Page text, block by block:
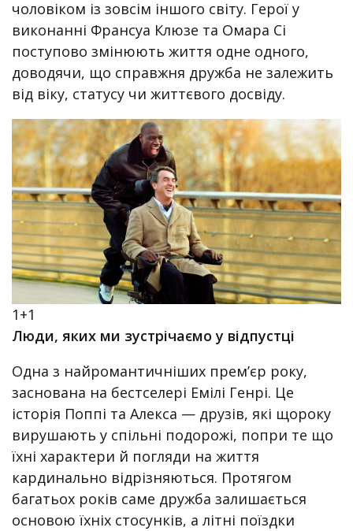
чоловіком із зовсім іншого світу. Герої у
виконанні Франсуа Клюзе та Омара Сі
поступово змінюють життя одне одного,
доводячи, що справжня дружба не залежить
від віку, статусу чи життєвого досвіду.
1+1
Люди, яких ми зустрічаємо у відпустці
Одна з найромантичніших прем’єр року,
заснована на бестселері Емілі Генрі. Це
історія Поппі та Алекса — друзів, які щороку
вирушають у спільні подорожі, попри те що
їхні характери й погляди на життя
кардинально відрізняються. Протягом
багатьох років саме дружба залишається
основою їхніх стосунків, а літні поїздки